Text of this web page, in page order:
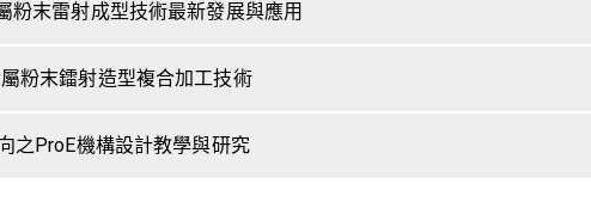
粉末雷射成型技術最新發展與應用
粉末鐳射造型複合加工技術
之ProE機構設計教學與研究